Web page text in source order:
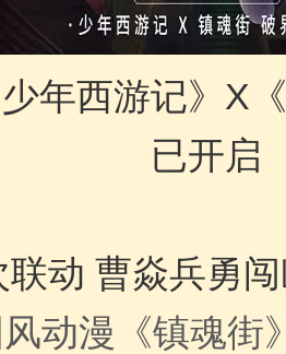
少年西游记》 X
已开启
联动 曹焱兵勇
动漫《镇魂街